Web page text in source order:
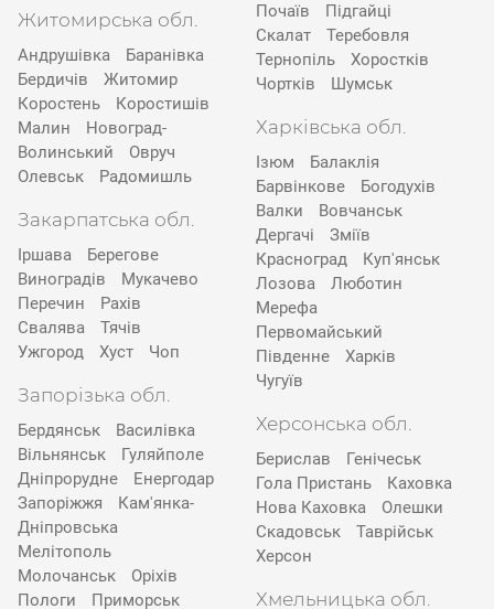
Житомирська обл.
Андрушівка
Баранівка
Бердичів
Житомир
Коростень
Коростишів
Малин
Новоград-
Волинський
Овруч
Олевськ
Радомишль
Закарпатська обл.
Іршава
Берегове
Виноградів
Мукачево
Перечин
Рахів
Свалява
Тячів
Ужгород
Хуст Чоп
Запорізька обл.
Бердянськ
Василівка
Вільнянськ
Гуляйполе
Дніпрорудне
Енергодар
Запоріжжя
Кам'янка-
Дніпровська
Мелітополь
Молочанськ
Оріхів
Пологи
Приморськ
Почаїв
Підгайці
Скалат
Теребовля
Тернопіль
Хоростків
Чортків
Шумськ
Харківська обл.
Ізюм
Балаклія
Барвінкове
Богодухів
Валки
Вовчанськ
Дергачі
Зміїв
Красноград
Куп'янськ
Лозова
Люботин
Мерефа
Первомайський
Південне
Харків
Чугуїв
Херсонська обл.
Берислав
Генічеськ
Гола Пристань
Каховка
Нова Каховка
Олешки
Скадовськ
Таврійськ
Херсон
Хмельницька обл.